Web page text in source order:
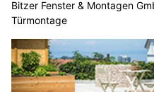
Bitzer Fenster & Montagen
Türmontage